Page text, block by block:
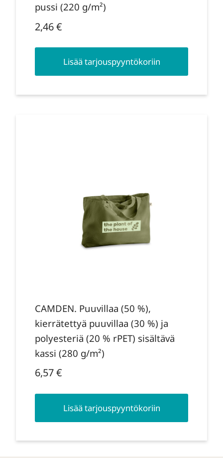
pussi (220 g/m²)
2,46€
Lisää tarjouspyyntökoriin
CAMDEN. Puuvillaa (50 %),
kierrätettyä puuvillaa (30 %) ja
polyesteriä (20 % rPET) sisältävä
kassi (280 g/m²)
6,57€
Lisää tarjouspyyntökoriin